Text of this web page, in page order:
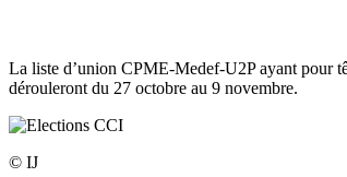
La liste d’union CPME-Medef-U2P ayant pour
dérouleront du 27 octobre au 9 novembre.
© IJ